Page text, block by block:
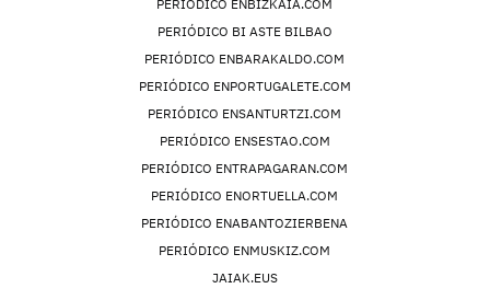
PERIÓDICO ENBIZKAIA.COM
PERIÓDICO BI ASTE BILBAO
PERIÓDICO ENBARAKALDO.COM
PERIÓDICO ENPORTUGALETE.COM
PERIÓDICO ENSANTURTZI.COM
PERIÓDICO ENSESTAO.COM
PERIÓDICO ENTRAPAGARAN.COM
PERIÓDICO ENORTUELLA.COM
PERIÓDICO ENABANTOZIERBENA
PERIÓDICO ENMUSKIZ.COM
JAIAK.EUS